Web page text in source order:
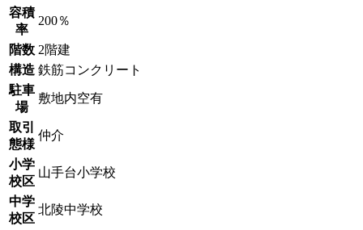
容積
率
200％
階数 2階建
構造 鉄筋コンクリート
駐車
場
敷地内空有
取引
態様
仲介
小学
校区
山手台小学校
中学
校区
北陵中学校